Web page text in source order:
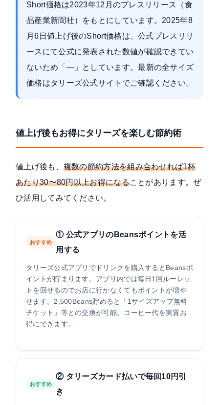
Short価格は2023年12月のプレスリリース（食
品産業新聞社）をもとにしています。2025年8
月6日値上げ後のShort価格は、公式プレスリリ
ースにて公式に発表された数値が確認できてい
ないため「—」としています。最新の全サイズ
価格はタリーズ公式サイトでご確認ください。
値上げ後もお得にタリーズを楽しむ節約術
値上げ後も、 複数の節約方法を組み合わせれば1杯
あたり30〜80円以上お得になることがあります。ぜ
ひ活用してみてください。
おすすめ
① 公式アプリのBeansポイントを活
用する
タリーズ公式アプリでドリンクを購入するとBeansポ
イントが貯まります。アプリ内では毎日1回ルーレッ
トを回せるのでお店に行かなくてもポイントが増や
せます。2,500Beans貯めると「1サイズアップ無料
チケット」等との交換が可能。コーヒー代を実質お
得にできます。
おすすめ
② タリーズカード払いで毎回10円引
き